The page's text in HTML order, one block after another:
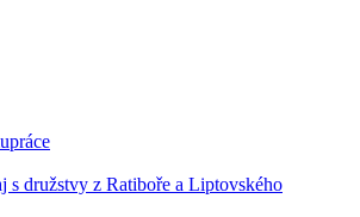
s družstvy z Ratiboře a Liptovského